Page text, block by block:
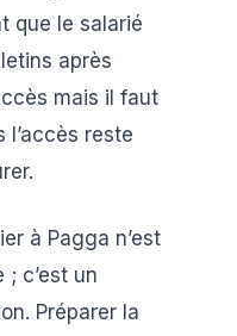
que le salarié
après
mais il faut
l’accès reste
à Pagga n’est
c’est un
Préparer la